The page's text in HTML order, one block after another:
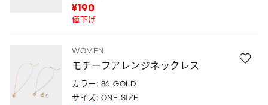
¥190
値下げ
WOMEN
モチーフアレンジネックレス
カラー: 86 GOLD
サイズ: ONE SIZE